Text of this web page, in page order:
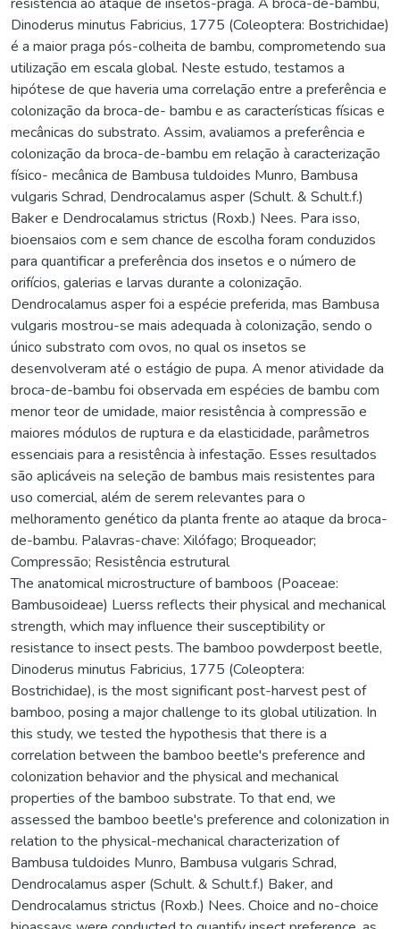
Dinoderus minutus Fabricius, 1775 (Coleoptera: Bostrichidae)
é a maior praga pós-colheita de bambu, comprometendo sua
utilização em escala global. Neste estudo, testamos a
hipótese de que haveria uma correlação entre a preferência e
colonização da broca-de- bambu e as características físicas e
mecânicas do substrato. Assim, avaliamos a preferência e
colonização da broca-de-bambu em relação à caracterização
físico- mecânica de Bambusa tuldoides Munro, Bambusa
vulgaris Schrad, Dendrocalamus asper (Schult. & Schult.f.)
Baker e Dendrocalamus strictus (Roxb.) Nees. Para isso,
bioensaios com e sem chance de escolha foram conduzidos
para quantificar a preferência dos insetos e o número de
orifícios, galerias e larvas durante a colonização.
Dendrocalamus asper foi a espécie preferida, mas Bambusa
vulgaris mostrou-se mais adequada à colonização, sendo o
único substrato com ovos, no qual os insetos se
desenvolveram até o estágio de pupa. A menor atividade da
broca-de-bambu foi observada em espécies de bambu com
menor teor de umidade, maior resistência à compressão e
maiores módulos de ruptura e da elasticidade, parâmetros
essenciais para a resistência à infestação. Esses resultados
são aplicáveis na seleção de bambus mais resistentes para
uso comercial, além de serem relevantes para o
melhoramento genético da planta frente ao ataque da broca-
de-bambu. Palavras-chave: Xilófago; Broqueador;
Compressão; Resistência estrutural
The anatomical microstructure of bamboos (Poaceae:
Bambusoideae) Luerss reflects their physical and mechanical
strength, which may influence their susceptibility or
resistance to insect pests. The bamboo powderpost beetle,
Dinoderus minutus Fabricius, 1775 (Coleoptera:
Bostrichidae), is the most significant post-harvest pest of
bamboo, posing a major challenge to its global utilization. In
this study, we tested the hypothesis that there is a
correlation between the bamboo beetle's preference and
colonization behavior and the physical and mechanical
properties of the bamboo substrate. To that end, we
assessed the bamboo beetle's preference and colonization in
relation to the physical-mechanical characterization of
Bambusa tuldoides Munro, Bambusa vulgaris Schrad,
Dendrocalamus asper (Schult. & Schult.f.) Baker, and
Dendrocalamus strictus (Roxb.) Nees. Choice and no-choice